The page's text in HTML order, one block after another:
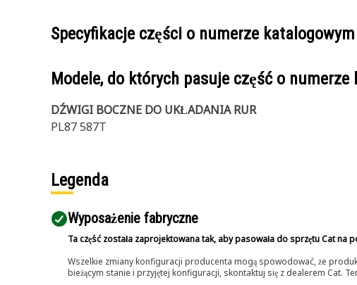
Specyfikacje części o numerze katalogowym
Modele, do których pasuje część o numerze
DŹWIGI BOCZNE DO UKŁADANIA RUR
PL87 587T
Legenda
Wyposażenie fabryczne
Ta część została zaprojektowana tak, aby pasowała do sprzętu Cat
Wszelkie zmiany konfiguracji producenta mogą spowodować, że
bieżącym stanie i przyjętej konfiguracji, skontaktuj się z dealerem Cat.